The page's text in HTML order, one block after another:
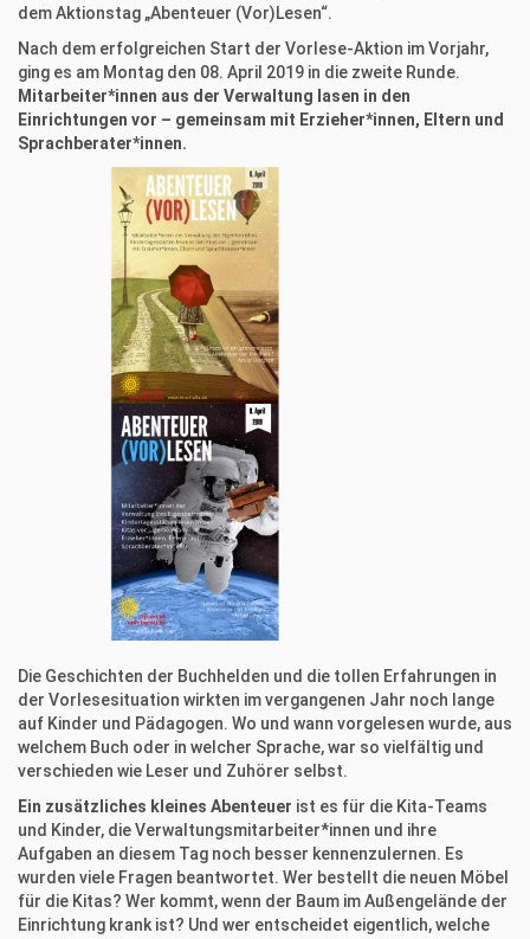
dem Aktionstag „Abenteuer (Vor)Lesen“.
Nach dem erfolgreichen Start der Vorlese-Aktion im Vorjahr,
ging es am Montag den 08. April 2019 in die zweite Runde.
Mitarbeiter*innen aus der Verwaltung lasen in den
Einrichtungen vor – gemeinsam mit Erzieher*innen, Eltern und
Sprachberater*innen.
Die Geschichten der Buchhelden und die tollen Erfahrungen in
der Vorlesesituation wirkten im vergangenen Jahr noch lange
auf Kinder und Pädagogen. Wo und wann vorgelesen wurde, aus
welchem Buch oder in welcher Sprache, war so vielfältig und
verschieden wie Leser und Zuhörer selbst.
Ein zusätzliches kleines Abenteuer ist es für die Kita-Teams
und Kinder, die Verwaltungsmitarbeiter*innen und ihre
Aufgaben an diesem Tag noch besser kennenzulernen. Es
wurden viele Fragen beantwortet. Wer bestellt die neuen Möbel
für die Kitas? Wer kommt, wenn der Baum im Außengelände der
Einrichtung krank ist? Und wer entscheidet eigentlich, welche